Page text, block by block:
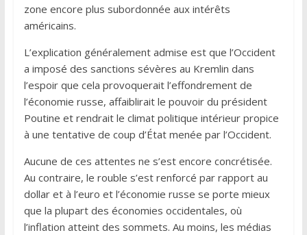
zone encore plus subordonnée aux intérêts
américains.
L’explication généralement admise est que l’Occident
a imposé des sanctions sévères au Kremlin dans
l’espoir que cela provoquerait l’effondrement de
l’économie russe, affaiblirait le pouvoir du président
Poutine et rendrait le climat politique intérieur propice
à une tentative de coup d’État menée par l’Occident.
Aucune de ces attentes ne s’est encore concrétisée.
Au contraire, le rouble s’est renforcé par rapport au
dollar et à l’euro et l’économie russe se porte mieux
que la plupart des économies occidentales, où
l’inflation atteint des sommets. Au moins, les médias